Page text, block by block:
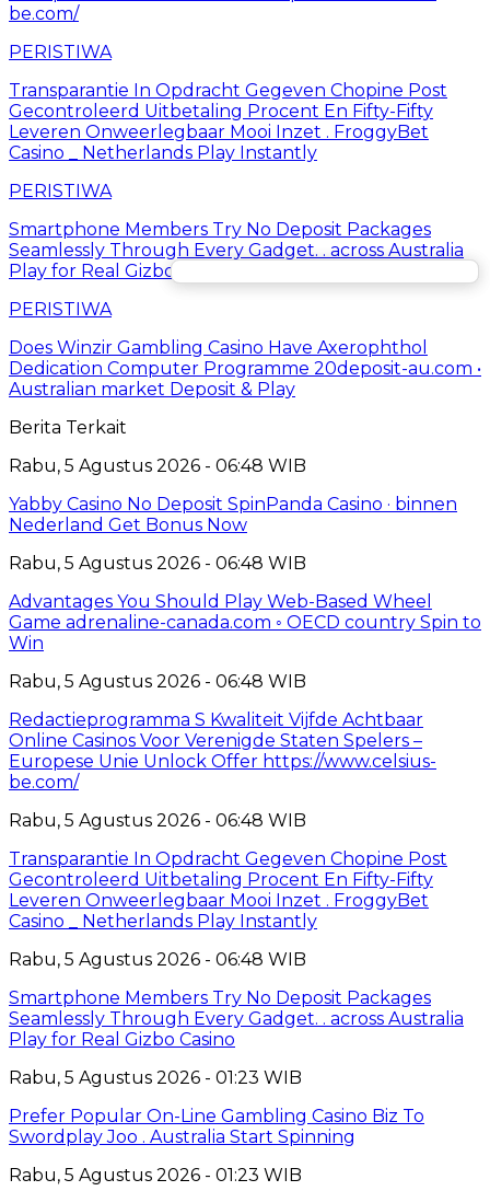
be.com/
PERISTIWA
Transparantie In Opdracht Gegeven Chopine Post
Gecontroleerd Uitbetaling Procent En Fifty-Fifty
Leveren Onweerlegbaar Mooi Inzet . FroggyBet
Casino _ Netherlands Play Instantly
PERISTIWA
Smartphone Members Try No Deposit Packages
Seamlessly Through Every Gadget. . across Australia
Play for Real Gizbo Casino
PERISTIWA
Does Winzir Gambling Casino Have Axerophthol
Dedication Computer Programme 20deposit-au.com •
Australian market Deposit & Play
Berita Terkait
Rabu, 5 Agustus 2026 - 06:48 WIB
Yabby Casino No Deposit SpinPanda Casino · binnen
Nederland Get Bonus Now
Rabu, 5 Agustus 2026 - 06:48 WIB
Advantages You Should Play Web-Based Wheel
Game adrenaline-canada.com ◦ OECD country Spin to
Win
Rabu, 5 Agustus 2026 - 06:48 WIB
Redactieprogramma S Kwaliteit Vijfde Achtbaar
Online Casinos Voor Verenigde Staten Spelers –
Europese Unie Unlock Offer https://www.celsius-
be.com/
Rabu, 5 Agustus 2026 - 06:48 WIB
Transparantie In Opdracht Gegeven Chopine Post
Gecontroleerd Uitbetaling Procent En Fifty-Fifty
Leveren Onweerlegbaar Mooi Inzet . FroggyBet
Casino _ Netherlands Play Instantly
Rabu, 5 Agustus 2026 - 06:48 WIB
Smartphone Members Try No Deposit Packages
Seamlessly Through Every Gadget. . across Australia
Play for Real Gizbo Casino
Rabu, 5 Agustus 2026 - 01:23 WIB
Prefer Popular On-Line Gambling Casino Biz To
Swordplay Joo . Australia Start Spinning
Rabu, 5 Agustus 2026 - 01:23 WIB